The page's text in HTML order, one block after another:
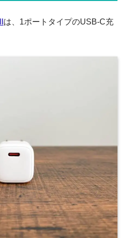
は、1ポートタイプのUSB-C充